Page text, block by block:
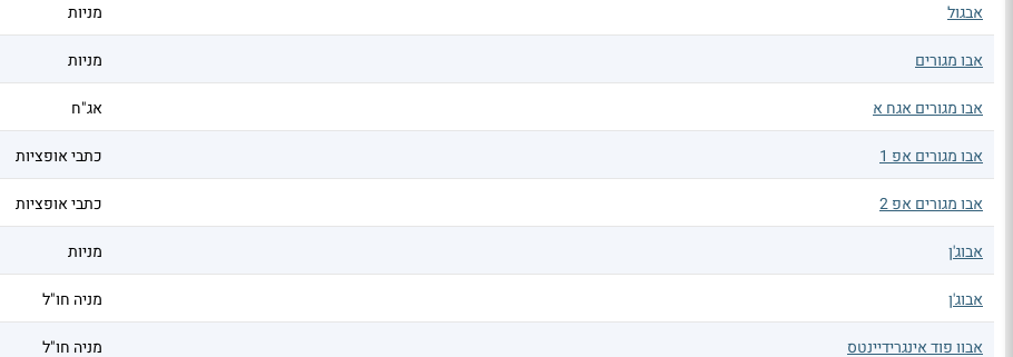
אבגול מניות
אבו מגורים מניות
אבו מגורים אגח א אג"ח
אבו מגורים אפ 1 כתבי אופציות
אבו מגורים אפ 2 כתבי אופציות
אבוג'ן מניות
אבוג'ן מניה חו"ל
אבוו פוד אינגרידיינטס מניה חו"ל